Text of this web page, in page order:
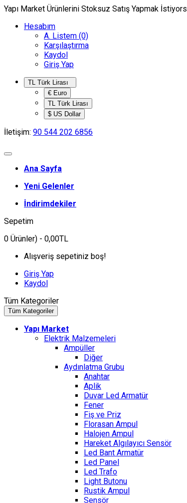
Yapı Market Ürünlerini Stoksuz Satış Yapmak
Hesabım
A. Listem (0)
Karşılaştırma
Kaydol
Giriş Yap
€ Euro
TL Türk Lirası
$ US Dollar
İletişim: 90 544 202 6856
Ana Sayfa
Yeni Gelenler
İndirimdekiler
Sepetim
0 Ürünler) - 0,00TL
Alışveriş sepetiniz boş!
Giriş Yap
Kaydol
Tüm Kategoriler
Tüm Kategoriler
Yapı Market
Elektrik Malzemeleri
Ampüller
Diğer
Aydınlatma Grubu
Anahtar
Aplik
Duvar Led Armatür
Fener
Fiş ve Priz
Florasan Ampul
Halojen Ampul
Hareket Algılayıcı Sensör
Led Bant Armatür
Led Panel
Led Trafo
Light Butonu
Rustik Ampul
Sensör